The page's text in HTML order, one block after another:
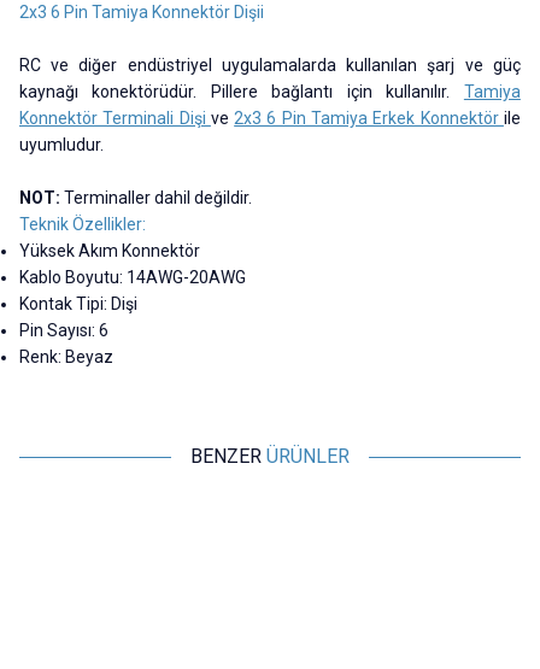
2x3 6 Pin Tamiya Konnektör Dişii
RC ve diğer endüstriyel uygulamalarda kullanılan şarj ve güç
kaynağı konektörüdür. Pillere bağlantı için kullanılır. Tamiya
Konnektör Terminali Dişi ve 2x3 6 Pin Tamiya Erkek Konnektör ile
uyumludur.
NOT: Terminaller dahil değildir.
Teknik Özellikler:
Yüksek Akım Konnektör
Kablo Boyutu: 14AWG-20AWG
Kontak Tipi: Dişi
Pin Sayısı: 6
Renk: Beyaz
BENZER ÜRÜNLER